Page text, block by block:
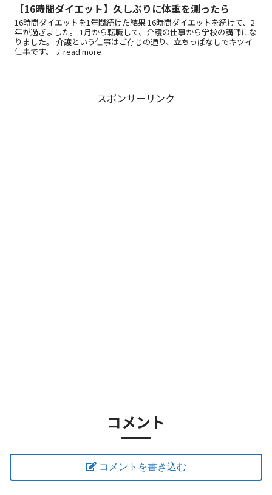
【16時間ダイエット】久しぶりに体重を測ったら
16時間ダイエットを1年間続けた結果 16時間ダイエットを続けて、2
年が過ぎました。 1月から転職して、介護の仕事から学校の講師にな
りました。 介護という仕事はご存じの通り、立ちっぱなしでキツイ
仕事です。 ナread more
スポンサーリンク
コメント
コメントを書き込む